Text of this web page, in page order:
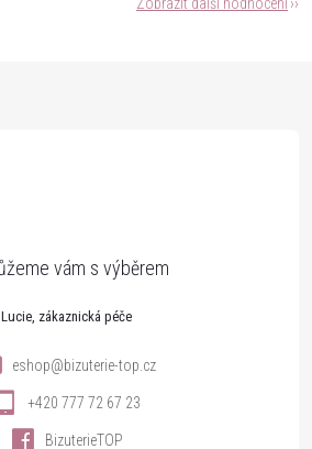
Lucie
eshop@bizuterie-top.cz
+420 777 72 67 23
BizuterieTOP